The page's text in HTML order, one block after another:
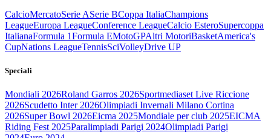
CalcioMercatoSerie ASerie BCoppa ItaliaChampions
LeagueEuropa LeagueConference LeagueCalcio EsteroSupercoppa
ItalianaFormula 1Formula EMotoGPAltri MotoriBasketAmerica's
CupNations LeagueTennisSciVolleyDrive UP
Speciali
Mondiali 2026Roland Garros 2026Sportmediaset Live Riccione
2026Scudetto Inter 2026Olimpiadi Invernali Milano Cortina
2026Super Bowl 2026Eicma 2025Mondiale per club 2025EICMA
Riding Fest 2025Paralimpiadi Parigi 2024Olimpiadi Parigi